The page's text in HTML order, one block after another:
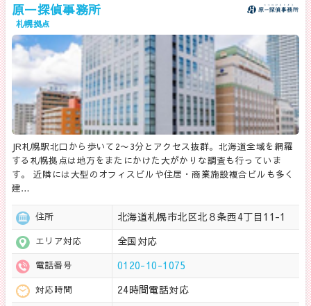
原一探偵事務所
札幌拠点
JR札幌駅北口から歩いて2〜3分とアクセス抜群。北海道全域を網羅
する札幌拠点は地方をまたにかけた大がかりな調査も行っていま
す。 近隣には大型のオフィスビルや住居・商業施設複合ビルも多く
建…
住所 北海道札幌市北区北８条西4丁目11-1
エリア対応 全国対応
電話番号 0120-10-1075
対応時間 24時間電話対応